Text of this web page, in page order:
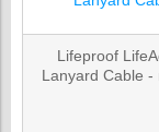
Lifeproof
Lanyard Cable -